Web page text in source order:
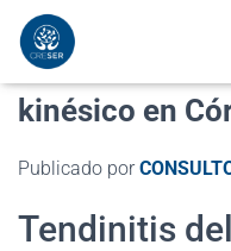
Tendinitis del
kinésico en
Publicado por
Tendinitis